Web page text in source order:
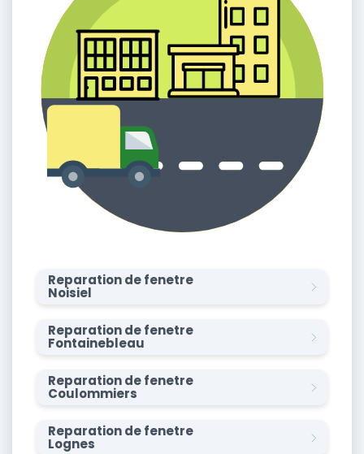
Reparation de fenetre
Noisiel
Reparation de fenetre
Fontainebleau
Reparation de fenetre
Coulommiers
Reparation de fenetre
Lognes